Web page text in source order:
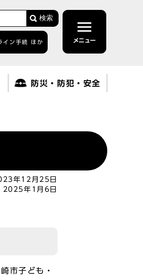
検索
イン手続 ほか メニュー
防災・防犯・安全
年12月25日
2025年1月6日
市子ども・